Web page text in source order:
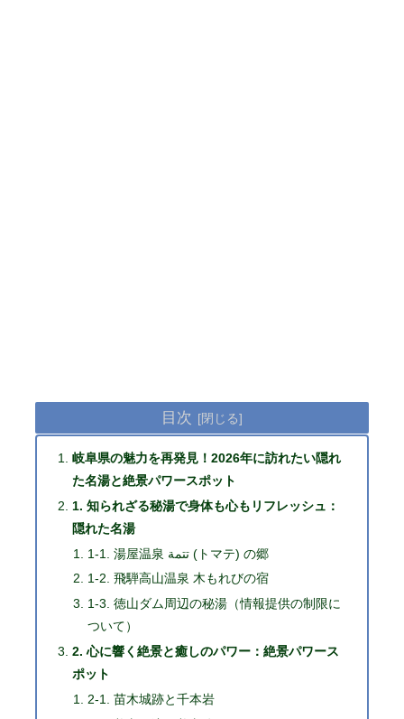
目次
岐阜県の魅力を再発見！2026年に訪れたい隠れ
た名湯と絶景パワースポット
1. 知られざる秘湯で身体も心もリフレッシュ：
隠れた名湯
1-1. 湯屋温泉 تتمة (トマテ) の郷
1-2. 飛騨高山温泉 木もれびの宿
1-3. 徳山ダム周辺の秘湯（情報提供の制限に
ついて）
2. 心に響く絶景と癒しのパワー：絶景パワース
ポット
2-1. 苗木城跡と千本岩